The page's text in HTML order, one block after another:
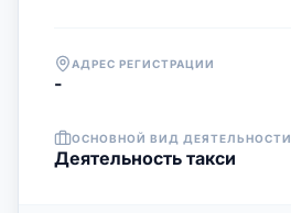
АДРЕС РЕГИСТРАЦИИ
-
ОСНОВНОЙ ВИД ДЕЯТЕЛЬНОСТИ
Деятельность такси